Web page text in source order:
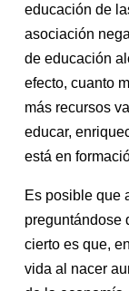
educación de
asociación
de educación
efecto, cuanto
más recursos
educar,
está en
Es posible que
preguntándose
cierto es que,
vida al nacer